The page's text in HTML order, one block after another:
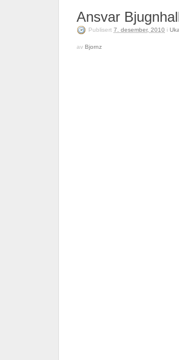
Ansvar
Publisert 7. desember, 2010 i
av Bjornz